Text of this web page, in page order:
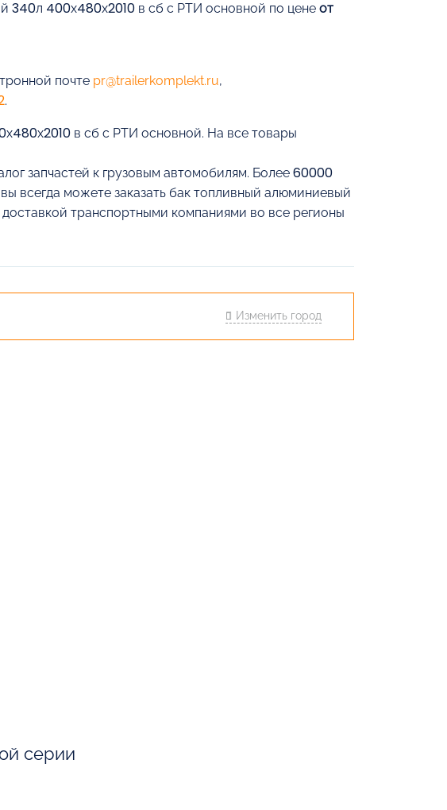
340л 400х480х2010 в сб с РТИ основной по цене от
почте pr@trailerkomplekt.ru,
.
в сб с РТИ основной. На все товары
запчастей к грузовым автомобилям. Более 60000
всегда можете заказать бак топливный алюминиевый
транспортными компаниями во все регионы
Изменить город
серии